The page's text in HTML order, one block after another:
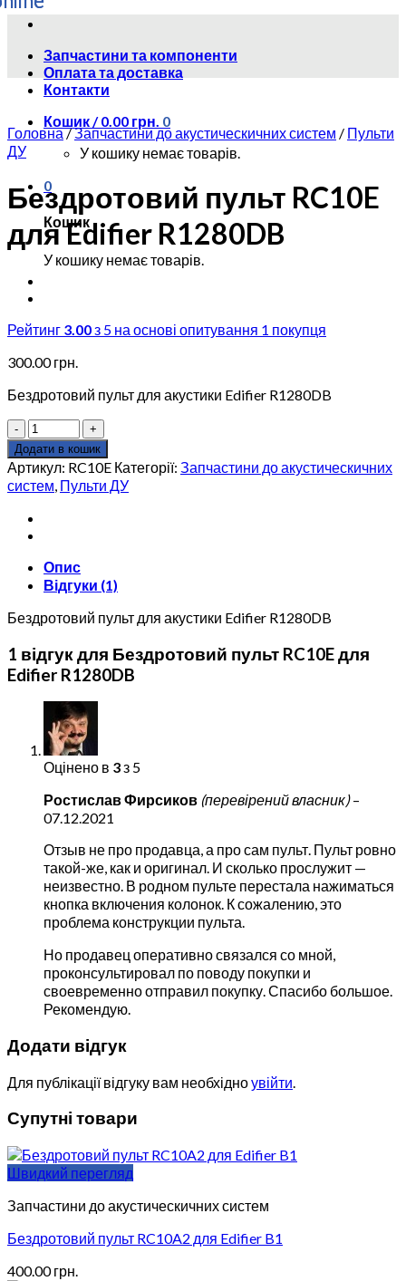
Skip
contentЗапчастини та компоненти
Оплата та доставка
Контакти
Кошик /0.00 грн. 0
У кошику немає товарів.
0
Кошик
У кошику немає товарів.
Головна/Запчастини до акустическичних систем / Пульти
ДУ
Бездротовий пульт RC10E
для Edifier R1280DB
Рейтинг 3.00з 5 на основі опитування 1 покупця
300.00грн.
Бездротовий пульт для акустики Edifier R1280DB
Бездротовий
пульт
RC10E
для
Edifier
R1280DB
кількість
Додати в кошик
Артикул: RC10E Категорії: Запчастини до акустическичних
систем, Пульти ДУ
Опис
Відгуки (1)
Бездротовий пульт для акустики Edifier R1280DB
1 відгук для Бездротовий пульт RC10E для
Edifier R1280DB
Оцінено в 3з 5
Ростислав Фирсиков (перевірений власник) –
07.12.2021
Отзыв не про продавца, а про сам пульт. Пульт ровно
такой-же, как и оригинал. И сколько прослужит —
неизвестно. В родном пульте перестала нажиматься
кнопка включения колонок. К сожалению, это
проблема конструкции пульта.
Но продавец оперативно связался со мной,
проконсультировал по поводу покупки и
своевременно отправил покупку. Спасибо большое.
Рекомендую.
Додати відгук
Для публікації відгуку вам необхідноувійти
Супутні товари
Швидкий перегляд
Запчастини до акустическичних систем
Бездротовий пульт RC10A2 для Edifier B1
400.00грн.